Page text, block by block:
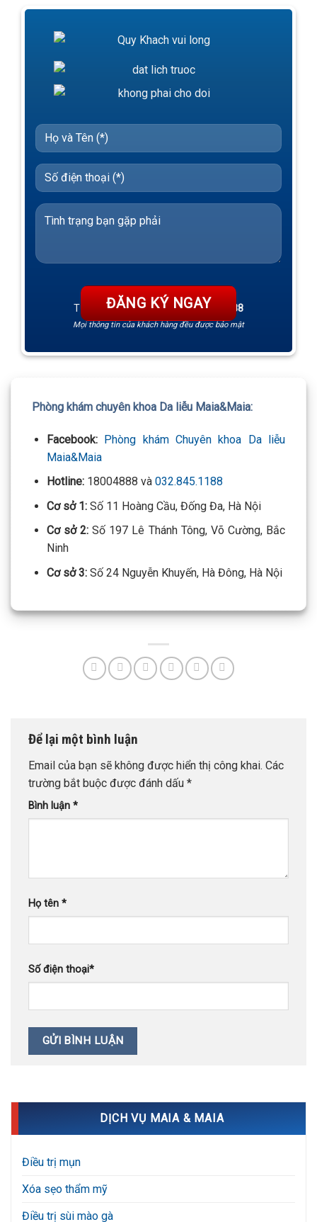
TƯ VẤN 24/7 HOTLINE:032.845.1188
Mọi thông tin của khách hàng đều được bảo mật
Phòng khám chuyên khoa Da liễu Maia&Maia:
Facebook: Phòng khám Chuyên khoa Da liễu
Maia&Maia
Hotline:18004888 và 032.845.1188
Cơ sở 1: Số 11 Hoàng Cầu, Đống Đa, Hà Nội
Cơ sở 2: Số 197 Lê Thánh Tông, Võ Cường, Bắc
Ninh
Cơ sở 3:Số 24 Nguyễn Khuyến, Hà Đông, Hà Nội
Để lại một bình luận
Email của bạn sẽ không được hiển thị công khai. Các
trường bắt buộc được đánh dấu *
Bình luận *
Họ tên *
Số điện thoại*
DỊCH VỤ MAIA & MAIA
Điều trị mụn
Xóa sẹo thẩm mỹ
Điều trị sùi mào gà